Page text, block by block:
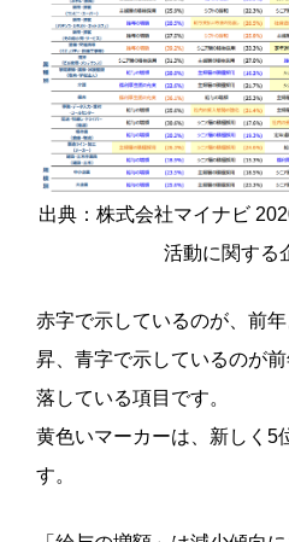
出典：株式会社マイナビ
活動に関する
赤字で示しているのが、前
昇、青字で示しているのが
落している項目です。
黄色いマーカーは、新しく5
す。